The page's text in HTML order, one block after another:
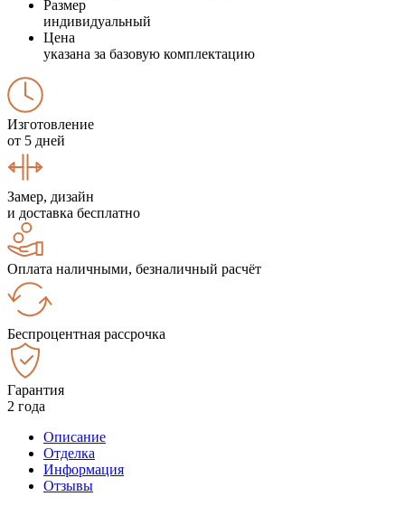
Размер
индивидуальный
Цена
указана за базовую комплектацию
Изготовление
от 5 дней
Замер, дизайн
и доставка бесплатно
Оплата наличными, безналичный расчёт
Беспроцентная рассрочка
Гарантия
2 года
Описание
Отделка
Информация
Отзывы